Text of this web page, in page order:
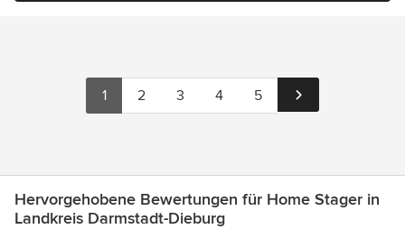
1 2 3 4 5
Hervorgehobene Bewertungen für Home Stager in
Landkreis Darmstadt-Dieburg